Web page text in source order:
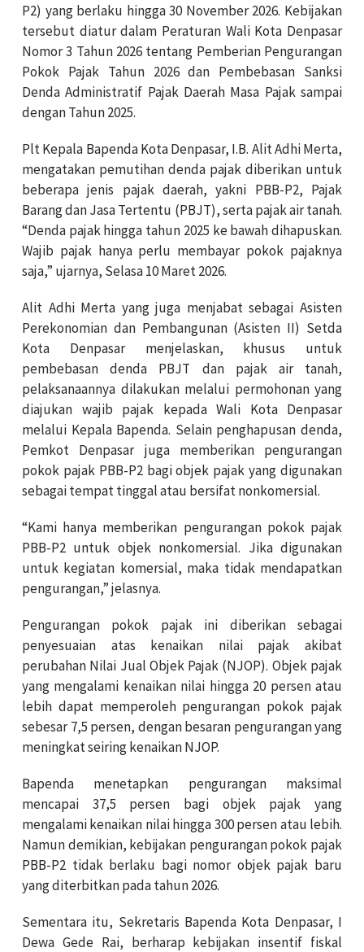
P2) yang berlaku hingga 30 November 2026. Kebijakan
tersebut diatur dalam Peraturan Wali Kota Denpasar
Nomor 3 Tahun 2026 tentang Pemberian Pengurangan
Pokok Pajak Tahun 2026 dan Pembebasan Sanksi
Denda Administratif Pajak Daerah Masa Pajak sampai
dengan Tahun 2025.
Plt Kepala Bapenda Kota Denpasar, I.B. Alit Adhi Merta,
mengatakan pemutihan denda pajak diberikan untuk
beberapa jenis pajak daerah, yakni PBB-P2, Pajak
Barang dan Jasa Tertentu (PBJT), serta pajak air tanah.
“Denda pajak hingga tahun 2025 ke bawah dihapuskan.
Wajib pajak hanya perlu membayar pokok pajaknya
saja,” ujarnya, Selasa 10 Maret 2026.
Alit Adhi Merta yang juga menjabat sebagai Asisten
Perekonomian dan Pembangunan (Asisten II) Setda
Kota Denpasar menjelaskan, khusus untuk
pembebasan denda PBJT dan pajak air tanah,
pelaksanaannya dilakukan melalui permohonan yang
diajukan wajib pajak kepada Wali Kota Denpasar
melalui Kepala Bapenda. Selain penghapusan denda,
Pemkot Denpasar juga memberikan pengurangan
pokok pajak PBB-P2 bagi objek pajak yang digunakan
sebagai tempat tinggal atau bersifat nonkomersial.
“Kami hanya memberikan pengurangan pokok pajak
PBB-P2 untuk objek nonkomersial. Jika digunakan
untuk kegiatan komersial, maka tidak mendapatkan
pengurangan,” jelasnya.
Pengurangan pokok pajak ini diberikan sebagai
penyesuaian atas kenaikan nilai pajak akibat
perubahan Nilai Jual Objek Pajak (NJOP). Objek pajak
yang mengalami kenaikan nilai hingga 20 persen atau
lebih dapat memperoleh pengurangan pokok pajak
sebesar 7,5 persen, dengan besaran pengurangan yang
meningkat seiring kenaikan NJOP.
Bapenda menetapkan pengurangan maksimal
mencapai 37,5 persen bagi objek pajak yang
mengalami kenaikan nilai hingga 300 persen atau lebih.
Namun demikian, kebijakan pengurangan pokok pajak
PBB-P2 tidak berlaku bagi nomor objek pajak baru
yang diterbitkan pada tahun 2026.
Sementara itu, Sekretaris Bapenda Kota Denpasar, I
Dewa Gede Rai, berharap kebijakan insentif fiskal